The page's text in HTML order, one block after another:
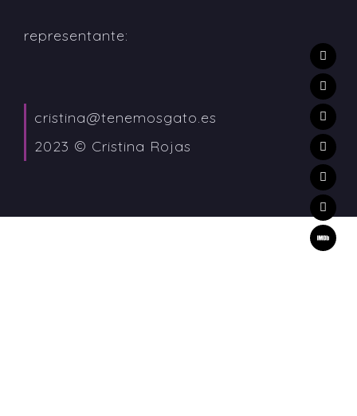
representante:
cristina@tenemosgato.es
2023 © Cristina Rojas